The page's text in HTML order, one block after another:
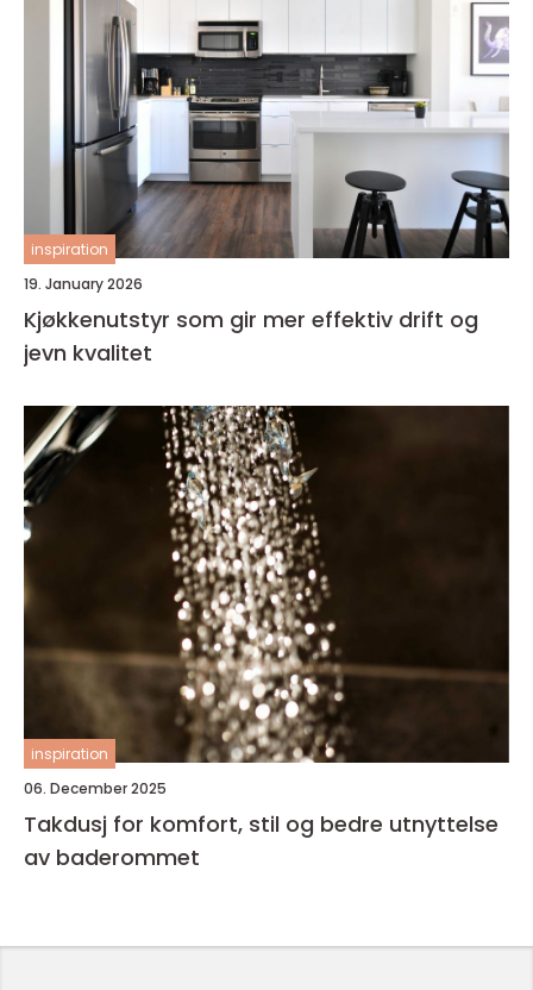
inspiration
19. January 2026
Kjøkkenutstyr som gir mer effektiv drift og
jevn kvalitet
inspiration
06. December 2025
Takdusj for komfort, stil og bedre utnyttelse
av baderommet